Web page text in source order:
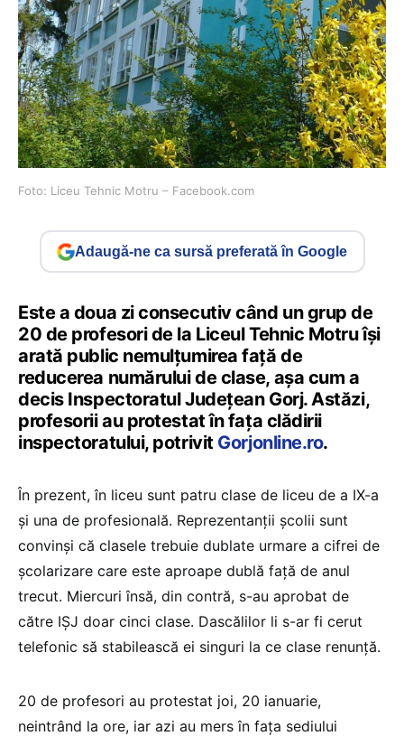
Foto: Liceu Tehnic Motru – Facebook.com
Adaugă-ne ca sursă preferată în Google
Este a doua zi consecutiv când un grup de
20 de profesori de la Liceul Tehnic Motru își
arată public nemulțumirea față de
reducerea numărului de clase, așa cum a
decis Inspectoratul Județean Gorj. Astăzi,
profesorii au protestat în fața clădirii
inspectoratului, potrivit Gorjonline.ro.
În prezent, în liceu sunt patru clase de liceu de a IX-a
și una de profesională. Reprezentanții școlii sunt
convinși că clasele trebuie dublate urmare a cifrei de
școlarizare care este aproape dublă față de anul
trecut. Miercuri însă, din contră, s-au aprobat de
către IȘJ doar cinci clase. Dascălilor li s-ar fi cerut
telefonic să stabilească ei singuri la ce clase renunță.
20 de profesori au protestat joi, 20 ianuarie,
neintrând la ore, iar azi au mers în fața sediului